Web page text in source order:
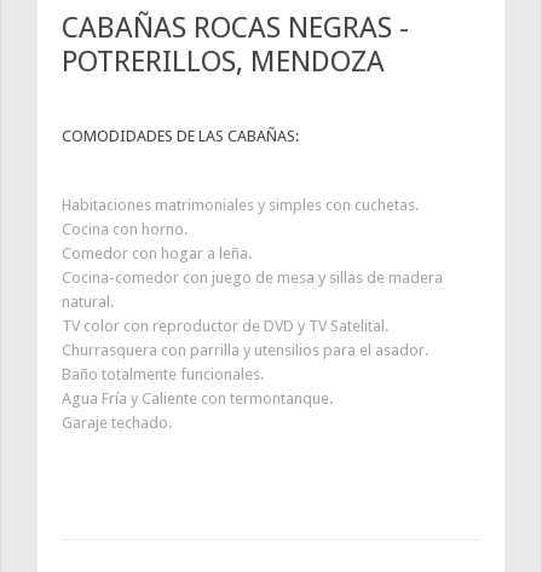
CABAÑAS ROCAS NEGRAS -
POTRERILLOS, MENDOZA
COMODIDADES DE LAS CABAÑAS:
Habitaciones matrimoniales y simples con cuchetas.
Cocina con horno.
Comedor con hogar a leña.
Cocina-comedor con juego de mesa y sillas de madera
natural.
TV color con reproductor de DVD y TV Satelital.
Churrasquera con parrilla y utensilios para el asador.
Baño totalmente funcionales.
Agua Fría y Caliente con termontanque.
Garaje techado.